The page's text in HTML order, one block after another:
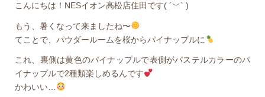
こんにちは！NESイオン高松店住田です( ´﹀` )
もう、暑くなって来ましたね〜
てことで、パウダールームを桜からパイナップルに
これ、裏側は黄色のパイナップルで表側がパステルカラーのパ
イナップルで2種類楽しめるんです
かわいい…